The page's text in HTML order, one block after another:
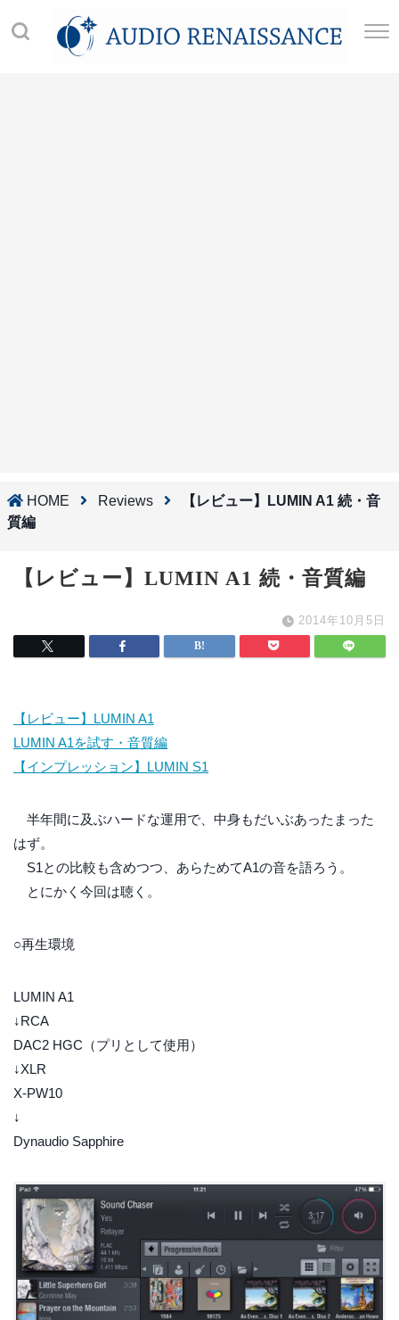
HOME Reviews
【レビュー】LUMIN A1 続・音
質編
【レビュー】LUMIN A1 続・音質編
2014年10月5日
【レビュー】LUMIN A1
LUMIN A1を試す・音質編
【インプレッション】LUMIN S1
半年間に及ぶハードな運用で、中身もだいぶあったまった
はず。
S1との比較も含めつつ、あらためてA1の音を語ろう。
とにかく今回は聴く。
○再生環境
LUMIN A1
↓RCA
DAC2 HGC（プリとして使用）
↓XLR
X-PW10
↓
Dynaudio Sapphire